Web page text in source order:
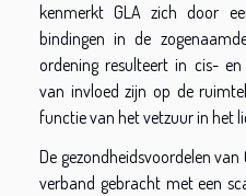
kenmerkt GLA zich door
bindingen in de
ordening resulteert in cis-
van invloed zijn op de
functie van het vetzuur in het
De gezondheidsvoordelen van
verband gebracht met een